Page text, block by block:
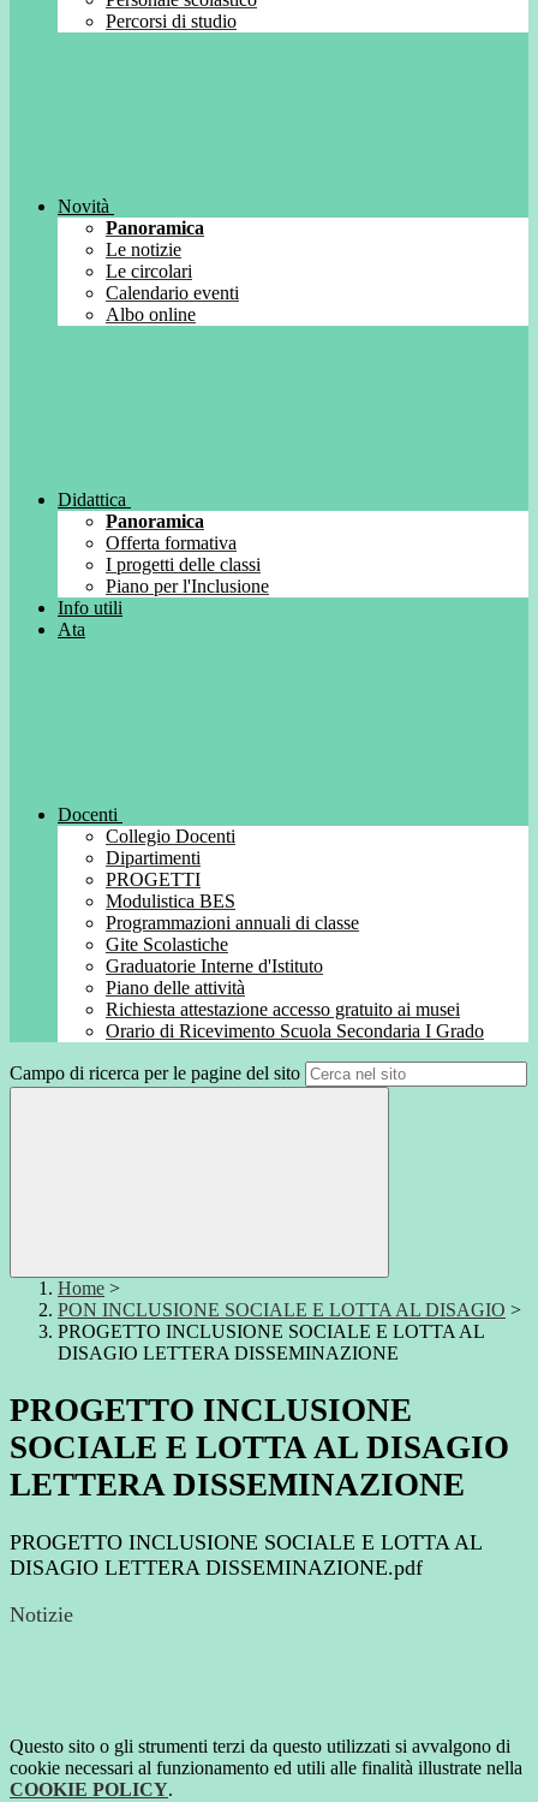
Percorsi di studio
Novità
Panoramica
Le notizie
Le circolari
Calendario eventi
Albo online
Didattica
Panoramica
Offerta formativa
I progetti delle classi
Piano per l'Inclusione
Info utili
Ata
Docenti
Collegio Docenti
Dipartimenti
PROGETTI
Modulistica BES
Programmazioni annuali di classe
Gite Scolastiche
Graduatorie Interne d'Istituto
Piano delle attività
Richiesta attestazione accesso gratuito ai musei
Orario di Ricevimento Scuola Secondaria I Grado
Campo di ricerca per le pagine del sito
Home >
PON INCLUSIONE SOCIALE E LOTTA AL DISAGIO >
PROGETTO INCLUSIONE SOCIALE E LOTTA AL
DISAGIO LETTERA DISSEMINAZIONE
PROGETTO INCLUSIONE
SOCIALE E LOTTA AL DISAGIO
LETTERA DISSEMINAZIONE
PROGETTO INCLUSIONE SOCIALE E LOTTA AL
DISAGIO LETTERA DISSEMINAZIONE.pdf
Notizie
Questo sito o gli strumenti terzi da questo utilizzati si avvalgono di
cookie necessari al funzionamento ed utili alle finalità illustrate nella
COOKIE POLICY.